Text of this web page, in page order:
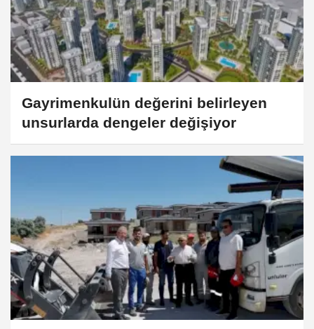
Gayrimenkulün değerini belirleyen
unsurlarda dengeler değişiyor